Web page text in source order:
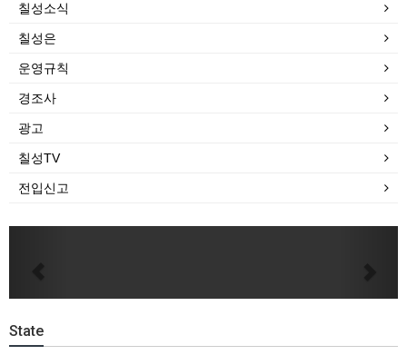
칠성소식
칠성은
운영규칙
경조사
광고
칠성TV
전입신고
State